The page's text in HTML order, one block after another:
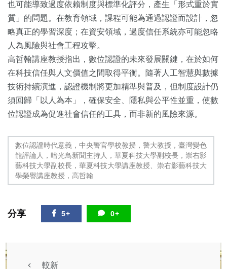
也可能導致過度依賴制度與標準化評分，產生「形式重於實
質」的問題。在教育領域，課程可能為通過認證而設計，忽
略真正的學習深度；在資安領域，過度信任系統亦可能忽略
人為風險與社會工程攻擊。
高哲翰講座教授指出，數位認證的未來發展關鍵，在於如何
在科技信任與人文價值之間取得平衡。隨著人工智慧與數據
技術持續演進，認證機制將更加精準與普及，但制度設計仍
須回歸「以人為本」，確保安全、隱私與公平性並重，使數
位認證成為促進社會信任的工具，而非新的風險來源。
數位認證時代意義，中央警官學校教授，警大教授，臺灣變色
龍評論人，暗光鳥新聞主持人，華夏科技大學副校長，崇右影
藝科技大學副校長，華夏科技大學講座教授、崇右影藝科技大
學榮譽講座教授，高哲翰
分享 5+ 0+
較新